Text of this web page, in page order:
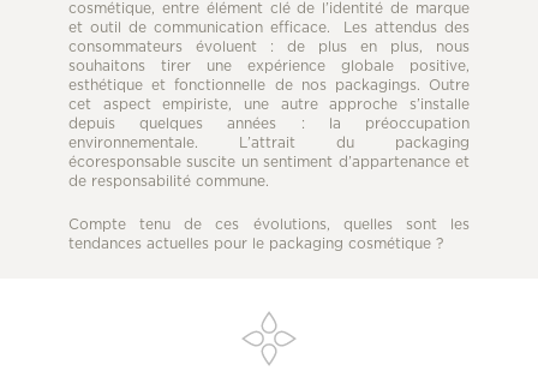
cosmétique, entre élément clé de l’identité de marque
et outil de communication efficace. Les attendus des
consommateurs évoluent : de plus en plus, nous
souhaitons tirer une expérience globale positive,
esthétique et fonctionnelle de nos packagings. Outre
cet aspect empiriste, une autre approche s’installe
depuis quelques années : la préoccupation
environnementale. L’attrait du packaging
écoresponsable suscite un sentiment d’appartenance et
de responsabilité commune.
Compte tenu de ces évolutions, quelles sont les
tendances actuelles pour le packaging cosmétique ?